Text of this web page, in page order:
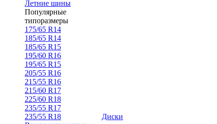
Летние шины
Популярные
типоразмеры
175/65 R14
185/65 R14
185/65 R15
195/60 R16
195/65 R15
205/55 R16
215/55 R16
215/60 R17
225/60 R18
235/55 R17
235/55 R18
Диски